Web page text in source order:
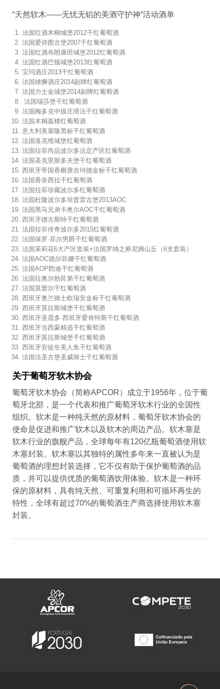
“天然软木——无忧无铝的美酒守护神”活动酒单
法国红酒木桐城堡2012干红葡萄酒
法国爱诗图古堡2007干红葡萄酒
法国红酒布朗康田城堡2012红葡萄酒
法国红酒巴顿城堡2013红葡萄酒
宝玛酒庄2013干红葡萄酒
法国雄狮酒庄2014副牌红葡萄酒
法国力士金城堡2014副牌红葡萄酒
法国瑞莎堡干红葡萄酒
法国梅多克中级庄塔法干红葡萄酒
法国木桐嘉棣红葡萄酒
意大利美塞隆黑标干红葡萄酒
法国洛克维城堡红葡萄酒
法国拉菲尚品波尔多法定产区红葡萄酒
法国圣克里斯多夫堡干红葡萄酒
西班牙帝国香榭唐吉坷德金标干红葡萄酒
法国香奈西拉干红葡萄酒
法国拉菲珍藏波尔多红葡萄酒
法国杜隆波尔多坦普雷古堡2013AOC
法国黑马兄弟卡奥尔AOC干红葡萄酒
西班牙德古斯特干红葡萄酒
法国拉菲传奇波尔多2015红葡萄酒
法国保罗·菲尔男爵干红葡萄酒
法国茉莉花6大产区套装+法国罗纳之桥尼姆山丘（6支套装）
法国AOC德尔菲娜干红葡萄酒
法国AOP勆迪干红葡萄酒
法国拉奥尔勃艮第干红葡萄酒
法国莫蕾尔干红葡萄酒
西班牙奥兰骑士欧瑞安金标干红葡萄酒
西班牙莫拉斯城堡干红葡萄酒
西班牙圣霞多·西班牙爱肯特斯干红葡萄酒
西班牙当西蒙精选干红葡萄酒
西班牙莫拉斯城堡干红葡萄酒
西班牙安徒生美人鱼干红葡萄酒
法国法圣古堡圣威骑士干红葡萄酒
关于葡萄牙软木协会
葡萄牙软木协会（简称APCOR）成立于1956年，位于葡
萄牙北部，是一个代表和推广葡萄牙软木行业的全国性
组织。软木是一种纯天然的原材料，葡萄牙软木协会的
使命是促进和推广软木以及软木的周边产品。软木塞是
软木行业的旗舰产品，全球每年有120亿瓶葡萄酒使用软
木塞封装。软木塞以其独特的属性多年来一直被认为是
葡萄酒的理想封装选择，它不仅有助于保护葡萄酒的品
质，并可以提供优质的葡萄酒饮用体验。软木是一种环
保的原材料，具有纯天然、可重复利用和可循环再生的
特性，全球有超过70%的葡萄酒生产商选择使用软木塞
封装。